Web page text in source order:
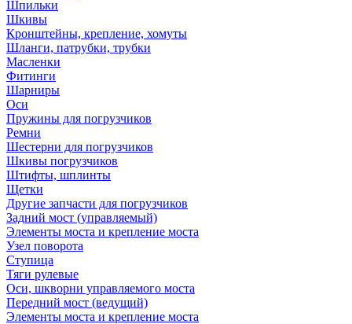
Шпильки
Шкивы
Кронштейны, крепление, хомуты
Шланги, патрубки, трубки
Масленки
Фитинги
Шарниры
Оси
Пружины для погрузчиков
Ремни
Шестерни для погрузчиков
Шкивы погрузчиков
Штифты, шплинты
Щетки
Другие запчасти для погрузчиков
Задний мост (управляемый)
Элементы моста и крепление моста
Узел поворота
Ступица
Тяги рулевые
Оси, шкворни управляемого моста
Передний мост (ведущий)
Элементы моста и крепление моста